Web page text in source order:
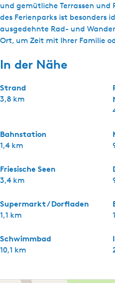
und gemütliche Terrassen und
des Ferienparks ist besonders
ausgedehnte Rad- und
Ort, um Zeit mit Ihrer Familie
In der Nähe
Strand
3,8 km
Bahnstation
1,4 km
Friesische Seen
3,4 km
Supermarkt / Dorfladen
1,1 km
Schwimmbad
10,1 km